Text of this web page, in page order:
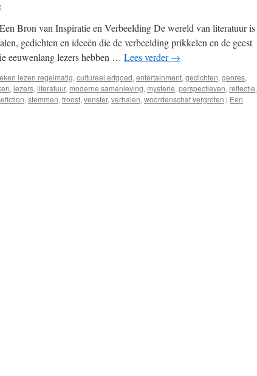
Bron van Inspiratie en Verbeelding De wereld van literatuur is
gedichten en ideeën die de verbeelding prikkelen en de geest
eeuwenlang lezers hebben … Lees verder→
lezen regelmatig, cultureel erfgoed, entertainment, gedichten, genres,
, lezers, literatuur, moderne samenleving, mysterie, perspectieven, reflectie,
, stemmen, troost, venster, verhalen, woordenschat vergroten | Een